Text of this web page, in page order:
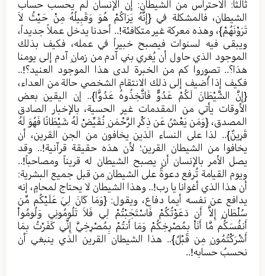
ثالثا: الاحتراس من الشيطان: إن الإنسان لم يحسب حساب
الشيطان، فالمشكلة في {إِنَّهُ يَرَاكُمْ هُوَ وَقَبِيلُهُ مِنْ حَيْثُ لاَ
تَرَوْنَهُمْ}، وهذه معركة غير متكافئة!.. أحدنا يدخل عملاً جديداً،
ويبقى فيه لسنوات فيصبح خبيراً في عمله، فكيف بذلك
الموجود الذي حاول أن يُغري بني آدم من زمانِ آدم إلى يومنا
هذا؟.. تصوروا كم من الخبرة لدى هذا الموجود العنيد؟!..
فكيف إذا أُضيف إلى ذلك الانتقام الشخصي حالة من العداء،
{إِنَّ الشَّيْطَانَ لَكُمْ عَدُوٌّ فَاتَّخِذُوهُ عَدُوًّا}.. إن اليقين بعض
الأوقات يأتي من المقدمات غير الحسية، بالإخبار الصادق
المصدق، {وَمَن يَعْشُ عَن ذِكْرِ الرَّحْمَنِ نُقَيِّضْ لَهُ شَيْطَانًا فَهُوَ لَهُ
قَرِينٌ}.. لذا على النساء الذين يخافون من الجن القرين، أن
يخافوا من الشيطان القرين؛ لأن هذه حقيقة قرآنية!.. وقد
يصل الأمر بالإنسان أن يصبح الشيطان له قريناً ومصاحباً!..
ويوم القيامة تُرفع دعوةٌ على الشيطانِ من قبل جميع البشرية:
أن هذا الذي أغوانا يا رب!.. وهذا الشيطان لا يحتاج لمحامٍ، إنه
يدافع عن نفسه أيما دفاع، ويقول: {وَمَا كَانَ لِيَ عَلَيْكُم مِّن
سُلْطَانٍ إِلاَّ أَن دَعَوْتُكُمْ فَاسْتَجَبْتُمْ لِي فَلاَ تَلُومُونِي وَلُومُواْ
أَنفُسَكُم مَّا أَنَاْ بِمُصْرِخِكُمْ وَمَا أَنتُمْ بِمُصْرِخِيَّ إِنِّي كَفَرْتُ بِمَا
أَشْرَكْتُمُونِ مِن قَبْلُ}.. هذا الشيطان القرين الذي ينبغي أن
نحسبُ حسابه!..